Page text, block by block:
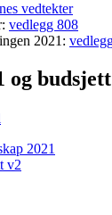
vedtekter
vedlegg 808
2021:
og
2021
v2